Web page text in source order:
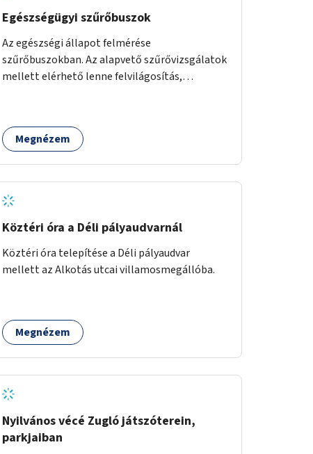
Egészségügyi szűrőbuszok
Az egészségi állapot felmérése
szűrőbuszokban. Az alapvető szűrővizsgálatok
mellett elérhető lenne felvilágosítás,
szenvedélybetegek támogatása.
Megnézem
Köztéri óra a Déli pályaudvarnál
Köztéri óra telepítése a Déli pályaudvar
mellett az Alkotás utcai villamosmegállóba.
Megnézem
Nyilvános vécé Zugló játszóterein,
parkjaiban